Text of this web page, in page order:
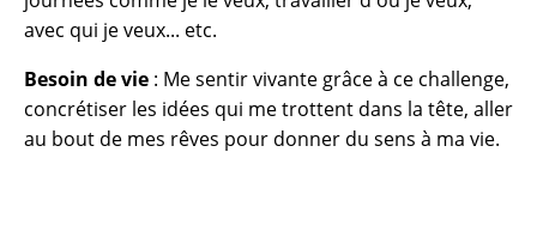
avec qui je veux... etc.
Besoin de vie : Me sentir vivante grâce à ce challenge,
concrétiser les idées qui me trottent dans la tête, aller
au bout de mes rêves pour donner du sens à ma vie.